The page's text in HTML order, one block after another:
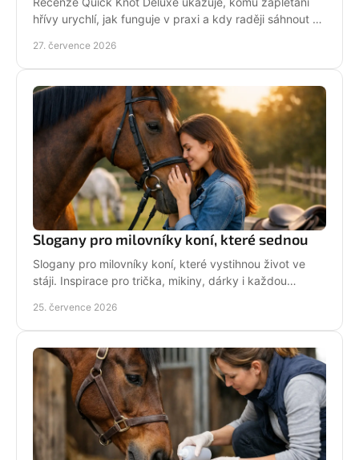
hřívy urychlí, jak funguje v praxi a kdy raději sáhnout po
27. července 2026
Slogany pro milovníky koní, které sednou
Slogany pro milovníky koní, které vystihnou život ve
stáji. Inspirace pro trička, mikiny, dárky i každou
25. července 2026